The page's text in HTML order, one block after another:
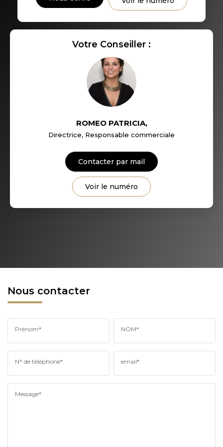
RÉSULTATS DES LYCÉES
RESTAURANTS ET CAFÉS
MÉDECINS
Votre Conseiller :
ROMEO PATRICIA,
Directrice, Responsable commerciale
Contacter par mail
Voir le numéro
Nous contacter
Prénom* NOM*
N° de téléphone* email*
Message*